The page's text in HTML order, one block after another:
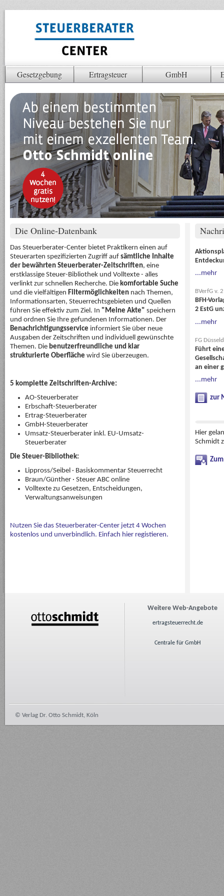
Gesetzgebung Ertragsteuer GmbH
Die Online-Datenbank
Das Steuerberater-Center bietet Praktikern einen auf
Steuerarten spezifizierten Zugriff auf sämtliche Inhalte
der bewährten Steuerberater-Zeitschriften, eine
erstklassige Steuer-Bibliothek und Volltexte - alles
verlinkt zur schnellen Recherche. Die komfortable Suche
und die vielfältigen Filtermöglichkeiten nach Themen,
Informationsarten, Steuerrechtsgebieten und Quellen
führen Sie effektiv zum Ziel. In "Meine Akte" speichern
und ordnen Sie Ihre gefundenen Informationen. Der
Benachrichtigungsservice informiert Sie über neue
Ausgaben der Zeitschriften und individuell gewünschte
Themen. Die benutzerfreundliche und klar
strukturierte Oberfläche wird Sie überzeugen.
5 komplette Zeitschriften-Archive:
AO-Steuerberater
Erbschaft-Steuerberater
Ertrag-Steuerberater
GmbH-Steuerberater
Umsatz-Steuerberater inkl. EU-Umsatz-
Steuerberater
Die Steuer-Bibliothek:
Lippross/Seibel · Basiskommentar Steuerrecht
Braun/Günther · Steuer ABC online
Volltexte zu Gesetzen, Entscheidungen,
Verwaltungsanweisungen
Nutzen Sie das Steuerberater-Center jetzt 4 Wochen
kostenlos und unverbindlich. Einfach hier registieren.
...mehr
BVerfG v.
BFH-
2 EstG
...mehr
FG
Führt
an einer
...mehr
zur
Hier
Schmidt
Weitere Web-Angebote
ertragsteuerrecht.de
Centrale für GmbH
© Verlag Dr. Otto Schmidt, Köln